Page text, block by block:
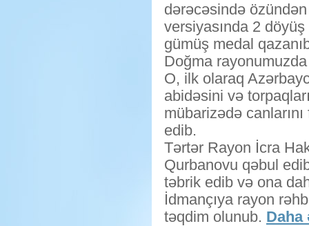
dərəcəsində
versiyasında 2
gümüş medal
Doğma
O, ilk olaraq
abidəsini və
mübarizədə
edib.
Tərtər Rayon İcra
Qurbanovu qəbul
təbrik edib və ona
İdmançıya rayon
təqdim olunub. Daha